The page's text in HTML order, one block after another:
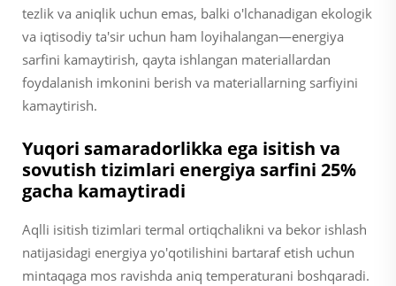
tezlik va aniqlik uchun emas, balki o'lchanadigan ekologik
va iqtisodiy ta'sir uchun ham loyihalangan—energiya
sarfini kamaytirish, qayta ishlangan materiallardan
foydalanish imkonini berish va materiallarning sarfiyini
kamaytirish.
Yuqori samaradorlikka ega isitish va
sovutish tizimlari energiya sarfini 25%
gacha kamaytiradi
Aqlli isitish tizimlari termal ortiqchalikni va bekor ishlash
natijasidagi energiya yo'qotilishini bartaraf etish uchun
mintaqaga mos ravishda aniq temperaturani boshqaradi.